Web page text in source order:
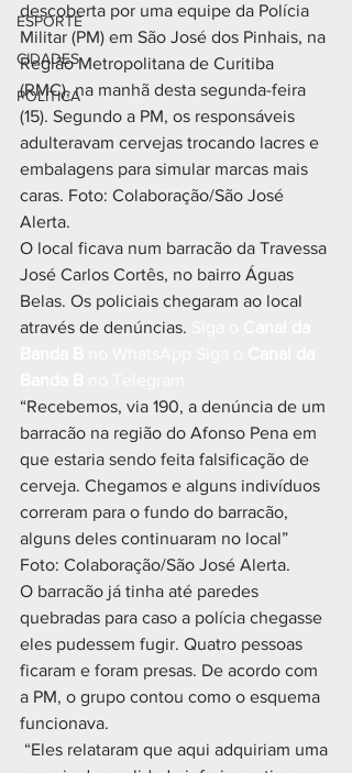
ESPORTE
CIDADES
POLÍTICA
descoberta por uma equipe da Polícia
Militar (PM) em São José dos Pinhais, na
Região Metropolitana de Curitiba
(RMC), na manhã desta segunda-feira
(15). Segundo a PM, os responsáveis
adulteravam cervejas trocando lacres e
embalagens para simular marcas mais
caras. Foto: Colaboração/São José
Alerta.
O local ficava num barracão da Travessa
José Carlos Cortês, no bairro Águas
Belas. Os policiais chegaram ao local
através de denúncias.
“Recebemos, via 190, a denúncia de um
barracão na região do Afonso Pena em
que estaria sendo feita falsificação de
cerveja. Chegamos e alguns indivíduos
correram para o fundo do barracão,
alguns deles continuaram no local”
Foto: Colaboração/São José Alerta.
O barracão já tinha até paredes
quebradas para caso a polícia chegasse
eles pudessem fugir. Quatro pessoas
ficaram e foram presas. De acordo com
a PM, o grupo contou como o esquema
funcionava.
“Eles relataram que aqui adquiriam uma